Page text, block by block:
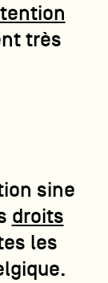
très
sine
droits
les